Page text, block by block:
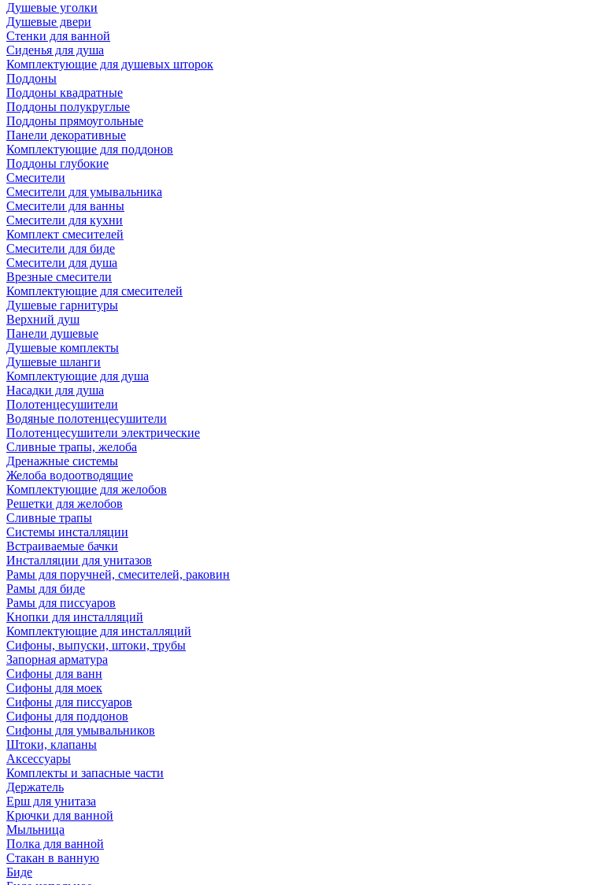
Душевые уголки
Душевые двери
Стенки для ванной
Сиденья для душа
Комплектующие для душевых шторок
Поддоны
Поддоны квадратные
Поддоны полукруглые
Поддоны прямоугольные
Панели декоративные
Комплектующие для поддонов
Поддоны глубокие
Смесители
Смесители для умывальника
Смесители для ванны
Смесители для кухни
Комплект смесителей
Смесители для биде
Смесители для душа
Врезные смесители
Комплектующие для смесителей
Душевые гарнитуры
Верхний душ
Панели душевые
Душевые комплекты
Душевые шланги
Комплектующие для душа
Насадки для душа
Полотенцесушители
Водяные полотенцесушители
Полотенцесушители электрические
Сливные трапы, желоба
Дренажные системы
Желоба водоотводящие
Комплектующие для желобов
Решетки для желобов
Сливные трапы
Системы инсталляции
Встраиваемые бачки
Инсталляции для унитазов
Рамы для поручней, смесителей, раковин
Рамы для биде
Рамы для писсуаров
Кнопки для инсталляций
Комплектующие для инсталляций
Сифоны, выпуски, штоки, трубы
Запорная арматура
Сифоны для ванн
Сифоны для моек
Сифоны для писсуаров
Сифоны для поддонов
Сифоны для умывальников
Штоки, клапаны
Аксессуары
Комплекты и запасные части
Держатель
Ерш для унитаза
Крючки для ванной
Мыльница
Полка для ванной
Стакан в ванную
Биде